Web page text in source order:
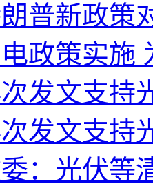
普新政策
政策实施
发文支持
发文支持
：光伏等